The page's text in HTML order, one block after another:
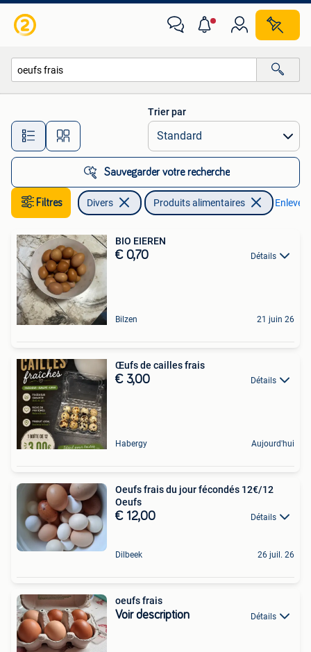
Toutes les distances…
Trier par
Sauvegarder votre recherche
Filtres Divers Produits alimentaires Enlever
BIO EIEREN
€ 0,70 Détails
Bilzen 21 juin 26
Œufs de cailles frais
€ 3,00 Détails
Habergy Aujourd'hui
Oeufs frais du jour fécondés 12€/12
Oeufs
€ 12,00 Détails
Dilbeek 26 juil. 26
oeufs frais
Voir description Détails